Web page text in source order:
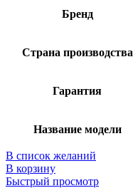
Бренд
Страна производства
Гарантия
Название модели
В список желаний
В корзину
Быстрый просмотр